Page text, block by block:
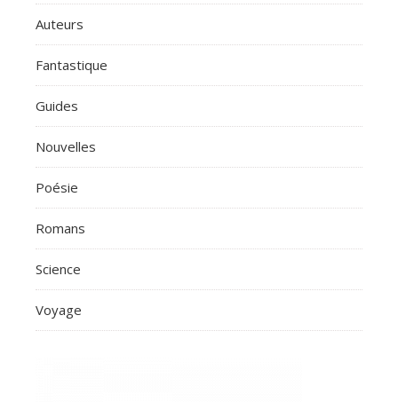
Auteurs
Fantastique
Guides
Nouvelles
Poésie
Romans
Science
Voyage